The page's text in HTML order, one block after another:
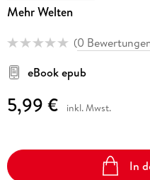
Mehr Welten
(0
eBook epub
5,99 € inkl. Mwst.
In